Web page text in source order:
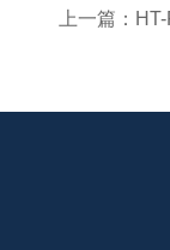
上一篇：